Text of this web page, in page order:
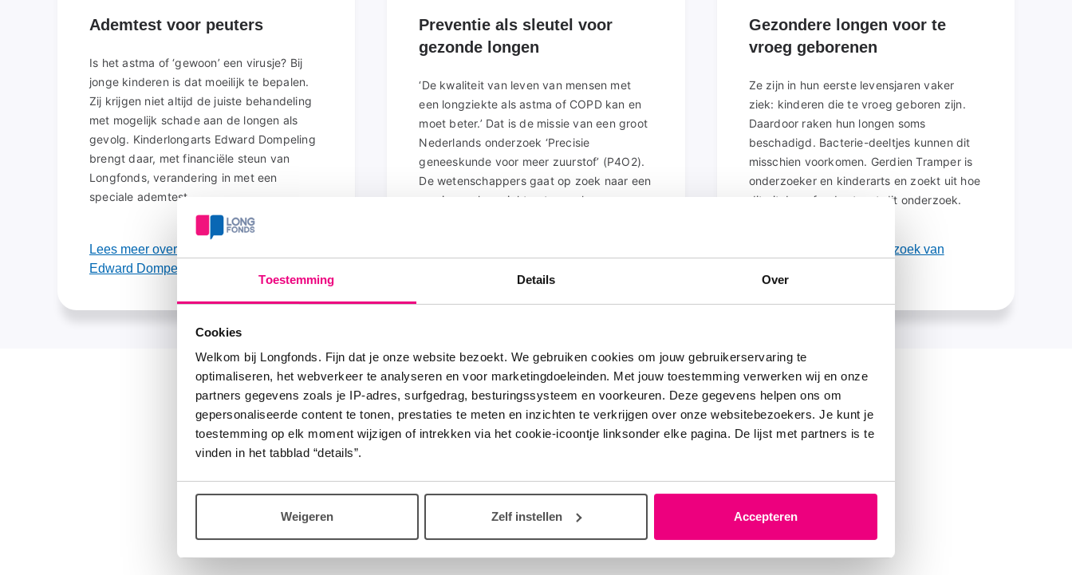
Toestemming Details Over
Cookies
Welkom bij Longfonds. Fijn dat je onze website bezoekt. We gebruiken cookies om jouw gebruikerservaring te
optimaliseren, het webverkeer te analyseren en voor marketingdoeleinden. Met jouw toestemming verwerken wij en onze
partners gegevens zoals je IP-adres, surfgedrag, besturingssysteem en voorkeuren. Deze gegevens helpen ons om
gepersonaliseerde content te tonen, prestaties te meten en inzichten te verkrijgen over onze websitebezoekers. Je kunt je
toestemming op elk moment wijzigen of intrekken via het cookie-icoontje linksonder elke pagina. De lijst met partners is te
vinden in het tabblad “details”.
Weigeren Zelf instellen Accepteren
Ademtest voor peuters
Is het astma of ‘gewoon’ een virusje? Bij
jonge kinderen is dat moeilijk te bepalen.
Zij krijgen niet altijd de juiste behandeling
met mogelijk schade aan de longen als
gevolg. Kinderlongarts Edward Dompeling
brengt daar, met financiële steun van
Longfonds, verandering in met een
speciale ademtest.
Lees meer over het onderzoek van
Edward Dompeling
Preventie als sleutel voor
gezonde longen
‘De kwaliteit van leven van mensen met
een longziekte als astma of COPD kan en
moet beter.’ Dat is de missie van een groot
Nederlands onderzoek ‘Precisie
geneeskunde voor meer zuurstof’ (P4O2).
De wetenschappers gaat op zoek naar een
manier om longziekten te voorkomen en
Gezondere longen voor te
vroeg geborenen
Ze zijn in hun eerste levensjaren vaker
ziek: kinderen die te vroeg geboren zijn.
Daardoor raken hun longen soms
beschadigd. Bacterie-deeltjes kunnen dit
misschien voorkomen. Gerdien Tramper is
onderzoeker en kinderarts en zoekt uit hoe
dit zit. Longfonds steunt dit onderzoek.
Lees meer over het onderzoek van
Andere onderzoeken naar het vroeg
opsporen van longziekten
Resultaten uit eerder onderzoek